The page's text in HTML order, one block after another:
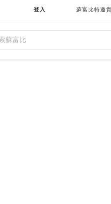
登入 蘇富比特邀